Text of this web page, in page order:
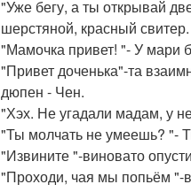
"Уже бегу, а ты открывай
шерстяной, красный
"Мамочка привет! "- У мари
"Привет доченька"-та
дюпен - Чен.
"Хэх. Не угадали мадам, у
"Ты молчать не умеешь? "-
"Извините "-виновато
"Проходи, чая мы попьём "-